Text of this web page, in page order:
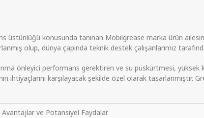
konusunda tanınan Mobilgrease marka ürün
olup, dünya çapında teknik destek çalışanlarımız
önleyici performans gerektiren ve su püskürtmesi, yüksek
ihtiyaçlarını karşılayacak şekilde özel olarak tasarlanmıştır.
Avantajlar ve Potansiyel Faydalar